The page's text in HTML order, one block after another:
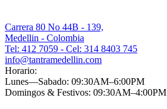
Carrera 80 No 44B - 139,
Medellin - Colombia
Tel: 412 7059 - Cel: 314 8403 745
info@tantramedellin.com
Horario:
Lunes—Sabado: 09:30AM–6:00PM
Domingos & Festivos: 09:30AM–4:00PM